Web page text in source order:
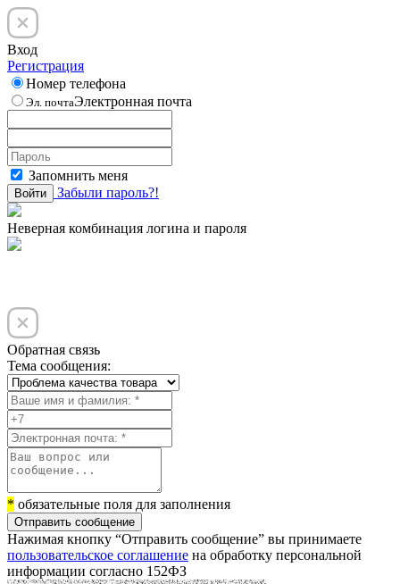
Вход
Регистрация
Номер телефона
Эл. почтаЭлектронная почта
Запомнить меня
Войти Забыли пароль?!
Неверная комбинация логина и пароля
Обратная связь
Тема сообщения:
* обязательные поля для заполнения
Отправить сообщение
Нажимая кнопку “Отправить сообщение” вы принимаете
пользовательское соглашение на обработку персональной
информации согласно 152ФЗ